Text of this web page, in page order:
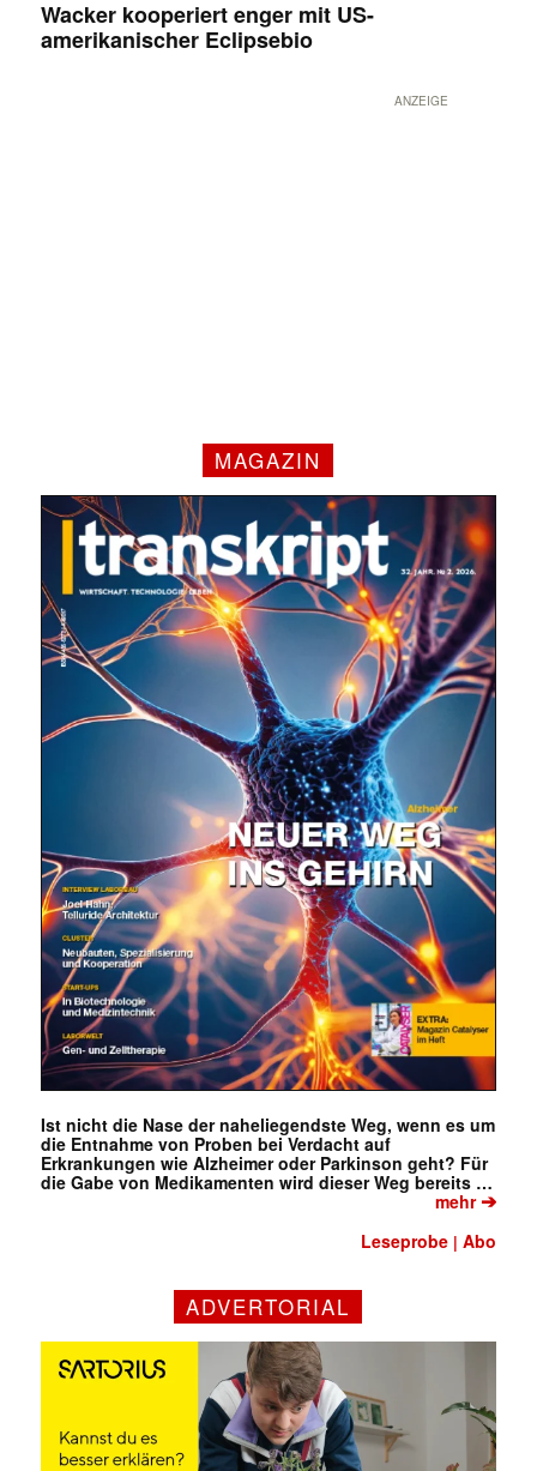
Wacker kooperiert enger mit US-
amerikanischer Eclipsebio
ANZEIGE
MAGAZIN
Ist nicht die Nase der naheliegendste Weg, wenn es um
die Entnahme von Proben bei Verdacht auf
Erkrankungen wie Alzheimer oder Parkinson geht? Für
die Gabe von Medikamenten wird dieser Weg bereits …
mehr➔
Leseprobe |Abo
ADVERTORIAL